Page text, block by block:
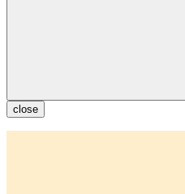
close